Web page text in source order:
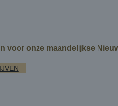
voor onze maandelijkse